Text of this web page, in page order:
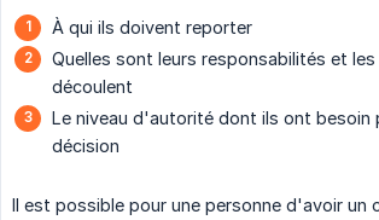
À qui ils doivent reporter
Quelles sont leurs responsabilités et
découlent
Le niveau d'autorité dont ils ont besoin
décision
Il est possible pour une personne d'avoir un